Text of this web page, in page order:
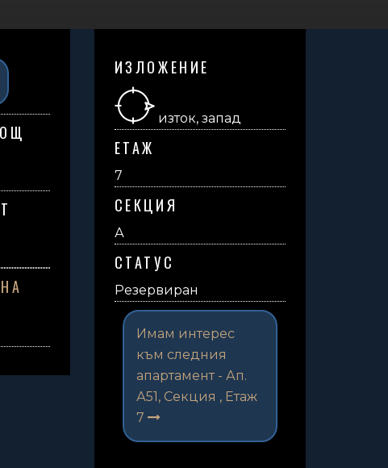
ИЗЛОЖЕНИЕ
изток, запад
ЕТАЖ
7
СЕКЦИЯ
А
СТАТУС
Резервиран
Имам интерес
към следния
апартамент - Ап.
А51, Секция , Етаж
7